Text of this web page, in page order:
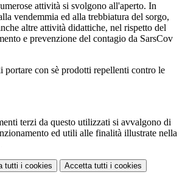
attività si svolgono all'aperto. In
vendemmia ed alla trebbiatura del sorgo,
altre attività didattiche, nel rispetto del
e prevenzione del contagio da SarsCov
portare con sè prodotti repellenti contro le
terzi da questo utilizzati si avvalgono di
ed utili alle finalità illustrate nella
tutti i cookies Accetta tutti i cookies